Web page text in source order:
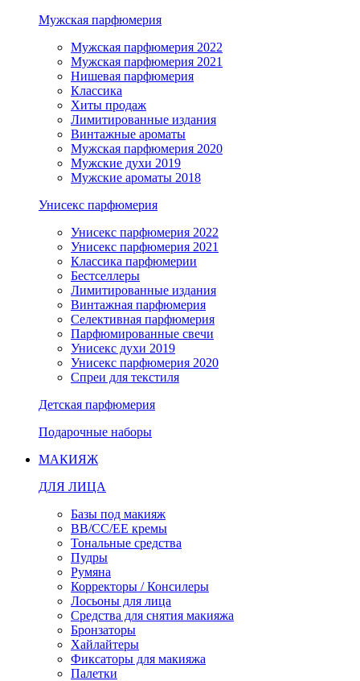
Мужская парфюмерия
Мужская парфюмерия 2022
Мужская парфюмерия 2021
Нишевая парфюмерия
Классика
Хиты продаж
Лимитированные издания
Винтажные ароматы
Мужская парфюмерия 2020
Мужские духи 2019
Мужские ароматы 2018
Унисекс парфюмерия
Унисекс парфюмерия 2022
Унисекс парфюмерия 2021
Классика парфюмерии
Бестселлеры
Лимитированные издания
Винтажная парфюмерия
Селективная парфюмерия
Парфюмированные свечи
Унисекс духи 2019
Унисекс парфюмерия 2020
Спреи для текстиля
Детская парфюмерия
Подарочные наборы
МАКИЯЖ
ДЛЯ ЛИЦА
Базы под макияж
BB/CC/EE кремы
Тональные средства
Пудры
Румяна
Корректоры / Консилеры
Лосьоны для лица
Средства для снятия макияжа
Бронзаторы
Хайлайтеры
Фиксаторы для макияжа
Палетки